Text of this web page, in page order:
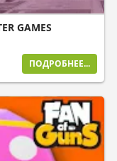
GAMES
ПОДРОБНЕЕ...